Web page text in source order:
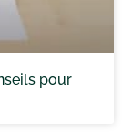
pour